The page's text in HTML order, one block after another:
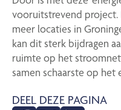
vooruitstrevend
meer locaties in
kan dit sterk bijdragen
ruimte op het
samen schaarste op
DEEL DEZE PAGINA